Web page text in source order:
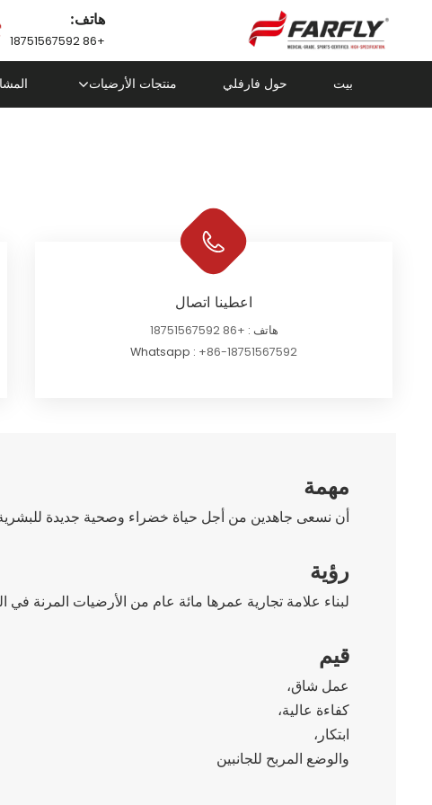
هاتف:
+86 18751567592
بيت حول فارفلي منتجات الأرضيات
اعطينا اتصال
هاتف : +86 18751567592
Whatsapp : +86-18751567592
مهمة
أن نسعى جاهدين من أجل حياة خضراء وصحية جديدة للبشرية
رؤية
لبناء علامة تجارية عمرها مائة عام من الأرضيات المرنة في
قيم
عمل شاق،
كفاءة عالية،
ابتكار،
والوضع المربح للجانبين